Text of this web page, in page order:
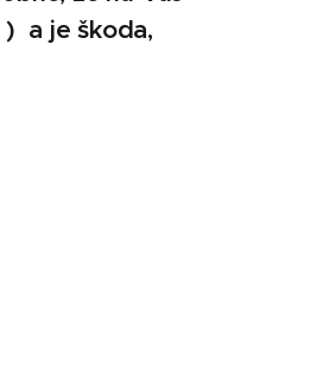
a je škoda,